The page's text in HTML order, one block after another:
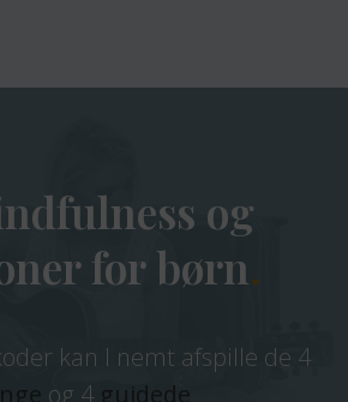
og
for børn.
kan I nemt afspille de 4
og 4 guidede